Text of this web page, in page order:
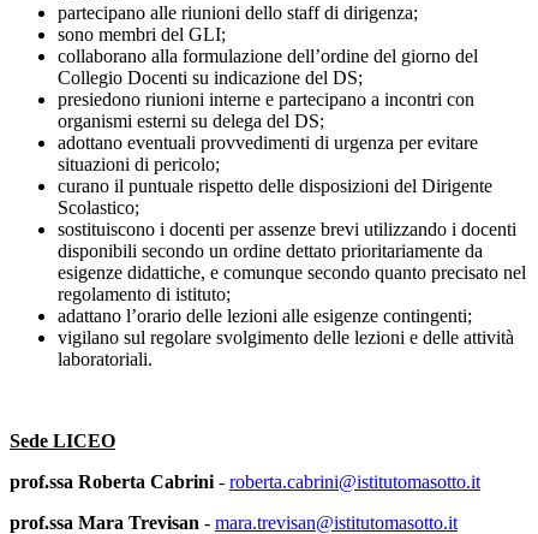
partecipano alle riunioni dello staff di dirigenza;
sono membri del GLI;
collaborano alla formulazione dell’ordine del giorno del
Collegio Docenti su indicazione del DS;
presiedono riunioni interne e partecipano a incontri con
organismi esterni su delega del DS;
adottano eventuali provvedimenti di urgenza per evitare
situazioni di pericolo;
curano il puntuale rispetto delle disposizioni del Dirigente
Scolastico;
sostituiscono i docenti per assenze brevi utilizzando i docenti
disponibili secondo un ordine dettato prioritariamente da
esigenze didattiche, e comunque secondo quanto precisato nel
regolamento di istituto;
adattano l’orario delle lezioni alle esigenze contingenti;
vigilano sul regolare svolgimento delle lezioni e delle attività
laboratoriali.
Sede LICEO
prof.ssa Roberta Cabrini - roberta.cabrini@istitutomasotto.it
prof.ssa Mara Trevisan - mara.trevisan@istitutomasotto.it